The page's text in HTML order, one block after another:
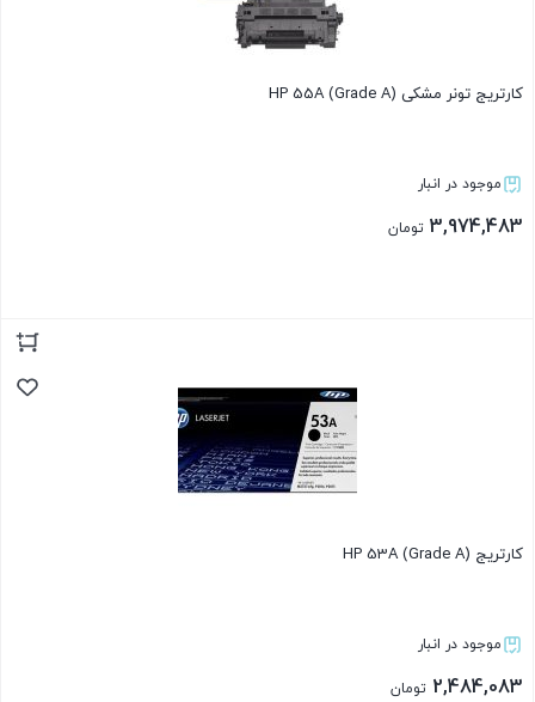
کارتریج تونر مشکی HP 55A (Grade A)
موجود در انبار
3,974,483 تومان
کارتریج HP 53A (Grade A)
موجود در انبار
2,484,083 تومان